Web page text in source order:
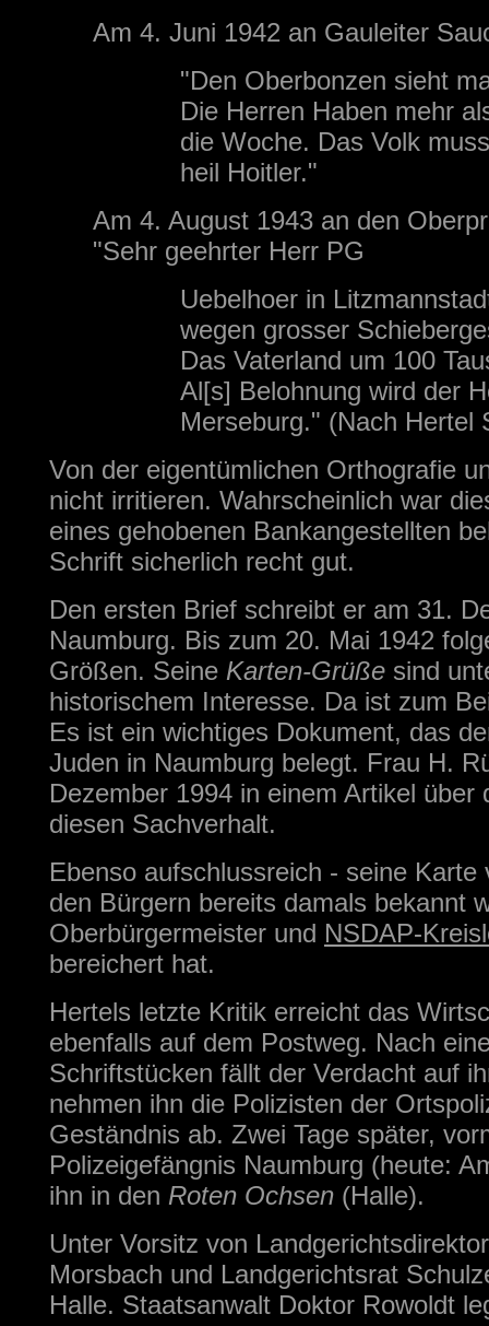
Am 4. Juni 1942 an Gauleiter
"Den Oberbonzen sieht
Die Herren Haben mehr
die Woche. Das Volk
heil Hoitler."
Am 4. August 1943 an den
"Sehr geehrter Herr PG
Uebelhoer in
wegen grosser
Das Vaterland um 100
Al[s] Belohnung wird der
Merseburg." (Nach Hertel
Von der eigentümlichen Orthografie
nicht irritieren. Wahrscheinlich war
eines gehobenen Bankangestellten
Schrift sicherlich recht gut.
Den ersten Brief schreibt er am 31.
Naumburg. Bis zum 20. Mai 1942
Größen. Seine Karten-Grüße sind
historischem Interesse. Da ist zum
Es ist ein wichtiges Dokument, das
Juden in Naumburg belegt. Frau H.
Dezember 1994 in einem Artikel
diesen Sachverhalt.
Ebenso aufschlussreich - seine
den Bürgern bereits damals bekannt
Oberbürgermeister und NSDAP-
bereichert hat.
Hertels letzte Kritik erreicht das
ebenfalls auf dem Postweg. Nach
Schriftstücken fällt der Verdacht auf
nehmen ihn die Polizisten der
Geständnis ab. Zwei Tage später,
Polizeigefängnis Naumburg (heute:
ihn in den Roten Ochsen (Halle).
Unter Vorsitz von
Morsbach und Landgerichtsrat
Halle. Staatsanwalt Doktor Rowoldt